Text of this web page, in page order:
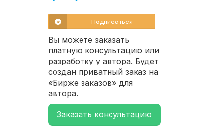
Подписаться
Вы можете заказать
платную консультацию или
разработку у автора. Будет
создан приватный заказ на
«Бирже заказов» для
автора.
Заказать консультацию